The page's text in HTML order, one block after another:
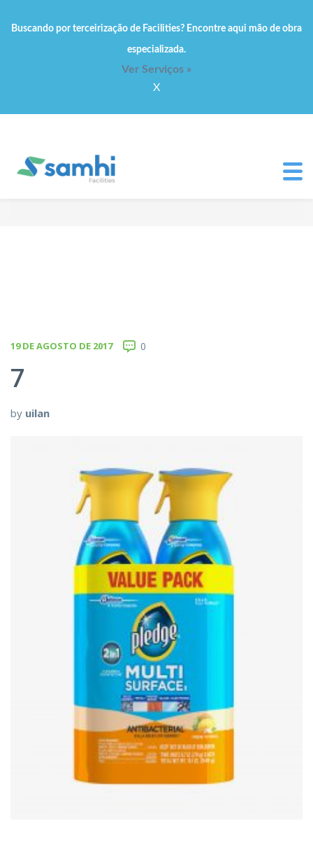
19 DE AGOSTO DE 2017 0
7
by uilan
Buscando por terceirização de Facilities? Encontre aqui mão de obra
especializada.
Ver Serviços »
X